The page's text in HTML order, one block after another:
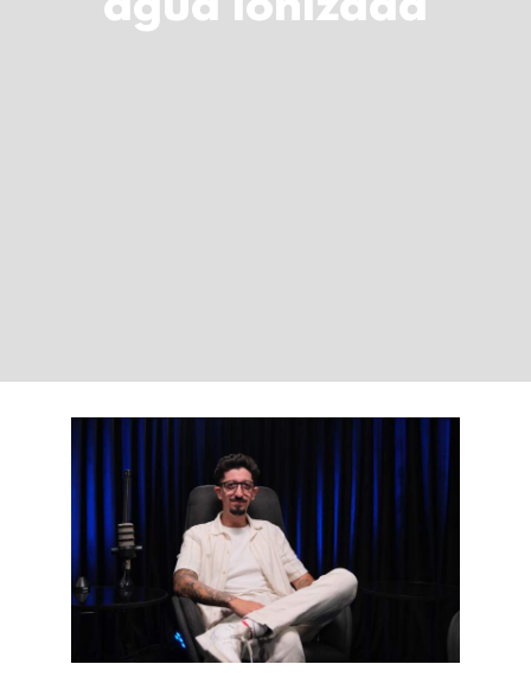
A voz como
instrumento de
impacto: energia,
disciplina e água com
Guilherme Cabral